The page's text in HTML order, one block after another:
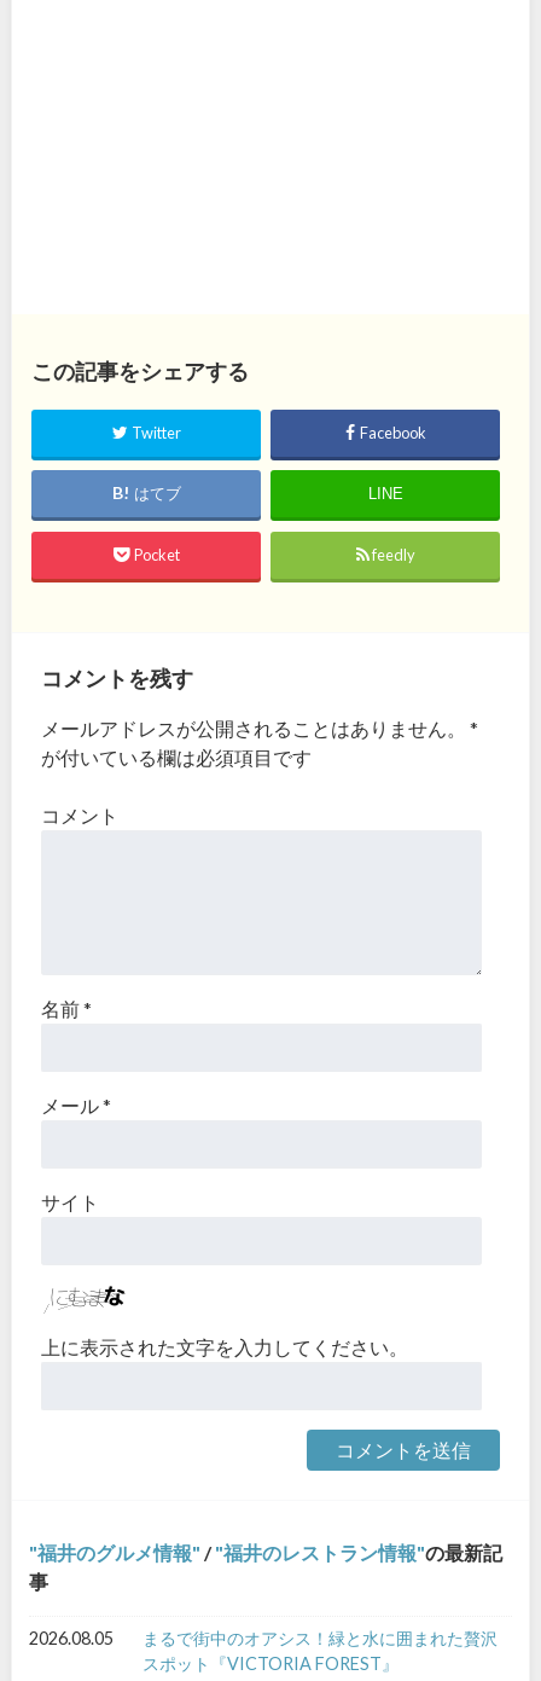
この記事をシェアする
Twitter Facebook
はてブ LINE
Pocket feedly
コメントを残す
メールアドレスが公開されることはありません。
*
が付いている欄は必須項目です
コメント
名前*
メール*
サイト
上に表示された文字を入力してください。
福井のグルメ情報 / 福井のレストラン情報 の最新記
事
2026.08.05
まるで街中のオアシス！緑と水に囲まれた贅沢
スポット『VICTORIA FOREST』